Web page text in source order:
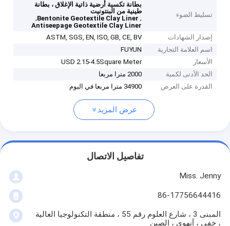
تسليط الضوء
بطانة تكسية أرضية ذاتية الإغلاق ، بطانة
طينية من البنتونيت
,
Bentonite Geotextile Clay Liner
,
Antiseepage Geotextile Clay Liner
إصدار الشهادات
ASTM, SGS, EN, ISO, GB, CE, BV
اسم العلامة التجارية
FUYUN
الأسعار
USD 2.15-4.5Square Meter
الحد الأدنى لكمية
2000 مترا مربعا
القدرة على العرض
34900 مترا مربعا في اليوم
عرض المزيد
تفاصيل الاتصال
Miss. Jenny
86-17756644416
المبنى 3 ، شارع العلوم رقم 55 ، منطقة التكنولوجيا العالية
، خفي ، آنهوي ، الصين